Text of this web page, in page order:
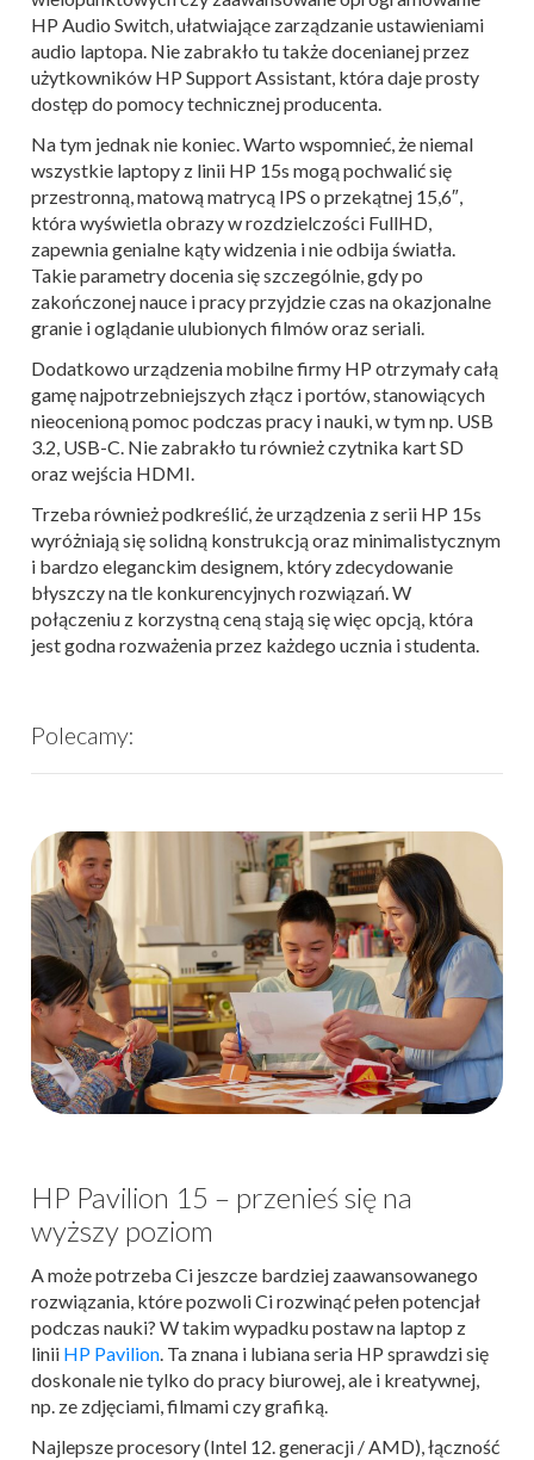
HP Audio Switch, ułatwiające zarządzanie ustawieniami
audio laptopa. Nie zabrakło tu także docenianej przez
użytkowników HP Support Assistant, która daje prosty
dostęp do pomocy technicznej producenta.
Na tym jednak nie koniec. Warto wspomnieć, że niemal
wszystkie laptopy z linii HP 15s mogą pochwalić się
przestronną, matową matrycą IPS o przekątnej 15,6″,
która wyświetla obrazy w rozdzielczości FullHD,
zapewnia genialne kąty widzenia i nie odbija światła.
Takie parametry docenia się szczególnie, gdy po
zakończonej nauce i pracy przyjdzie czas na okazjonalne
granie i oglądanie ulubionych filmów oraz seriali.
Dodatkowo urządzenia mobilne firmy HP otrzymały całą
gamę najpotrzebniejszych złącz i portów, stanowiących
nieocenioną pomoc podczas pracy i nauki, w tym np. USB
3.2, USB-C. Nie zabrakło tu również czytnika kart SD
oraz wejścia HDMI.
Trzeba również podkreślić, że urządzenia z serii HP 15s
wyróżniają się solidną konstrukcją oraz minimalistycznym
i bardzo eleganckim designem, który zdecydowanie
błyszczy na tle konkurencyjnych rozwiązań. W
połączeniu z korzystną ceną stają się więc opcją, która
jest godna rozważenia przez każdego ucznia i studenta.
Polecamy:
HP Pavilion 15 – przenieś się na
wyższy poziom
A może potrzeba Ci jeszcze bardziej zaawansowanego
rozwiązania, które pozwoli Ci rozwinąć pełen potencjał
podczas nauki? W takim wypadku postaw na laptop z
linii HP Pavilion. Ta znana i lubiana seria HP sprawdzi się
doskonale nie tylko do pracy biurowej, ale i kreatywnej,
np. ze zdjęciami, filmami czy grafiką.
Najlepsze procesory (Intel 12. generacji / AMD), łączność